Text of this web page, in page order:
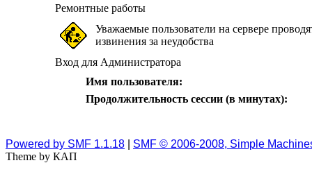
Ремонтные работы
Уважаемые пользователи на сервере
извинения за неудобства
Вход для Администратора
Имя пользователя:
Продолжительность сессии (в минутах):
Powered by SMF 1.1.18
SMF © 2006-2008, Simple
Theme by КАП